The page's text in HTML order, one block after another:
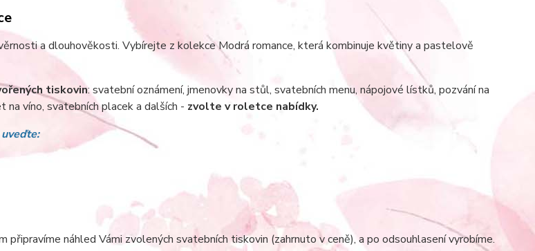
a dlouhověkosti. Vybírejte z kolekce Modrá romance, která kombinuje květiny a pastelově
tiskovin: svatební oznámení, jmenovky na stůl, svatebních menu, nápojové lístků, pozvání na
víno, svatebních placek a dalších - zvolte v roletce nabídky.
připravíme náhled Vámi zvolených svatebních tiskovin (zahrnuto v ceně), a po odsouhlasení vyrobíme.